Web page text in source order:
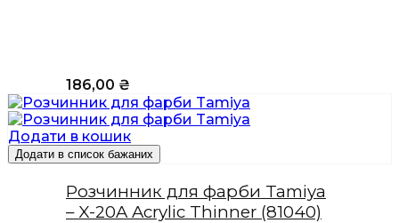
186,00 ₴
Додати в кошик
Додати в список бажаних
Розчинник для фарби Tamiya
– X-20A Acrylic Thinner (81040)